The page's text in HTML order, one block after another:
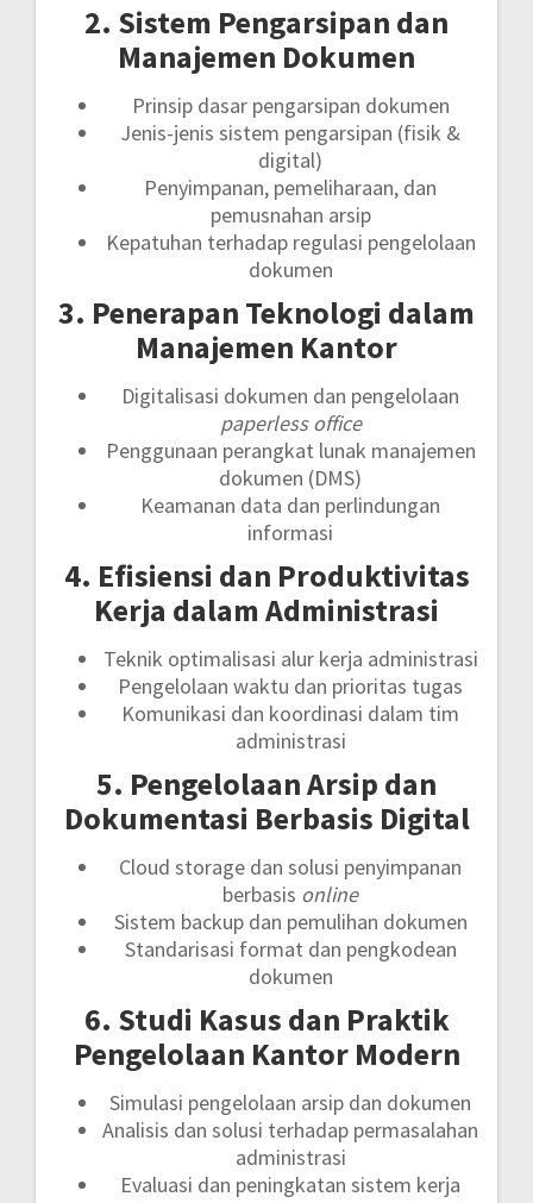
2. Sistem Pengarsipan dan
Manajemen Dokumen
Prinsip dasar pengarsipan dokumen
Jenis-jenis sistem pengarsipan (fisik &
digital)
Penyimpanan, pemeliharaan, dan
pemusnahan arsip
Kepatuhan terhadap regulasi pengelolaan
dokumen
3. Penerapan Teknologi dalam
Manajemen Kantor
Digitalisasi dokumen dan pengelolaan
paperless office
Penggunaan perangkat lunak manajemen
dokumen (DMS)
Keamanan data dan perlindungan
informasi
4. Efisiensi dan Produktivitas
Kerja dalam Administrasi
Teknik optimalisasi alur kerja administrasi
Pengelolaan waktu dan prioritas tugas
Komunikasi dan koordinasi dalam tim
administrasi
5. Pengelolaan Arsip dan
Dokumentasi Berbasis Digital
Cloud storage dan solusi penyimpanan
berbasis online
Sistem backup dan pemulihan dokumen
Standarisasi format dan pengkodean
dokumen
6. Studi Kasus dan Praktik
Pengelolaan Kantor Modern
Simulasi pengelolaan arsip dan dokumen
Analisis dan solusi terhadap permasalahan
administrasi
Evaluasi dan peningkatan sistem kerja